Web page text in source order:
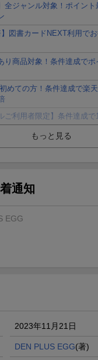
全ジャンル対象！ポイン
】図書カードNEXT利用で
り商品対象！条件達成で
初めての方！条件達成で楽
ご利用者限定】条件達成
介キャンペーンの拡散で
限定・宝塚歌劇 宙組貸切
通知
EGG
2023年11月21日
DEN PLUS EGG(著)